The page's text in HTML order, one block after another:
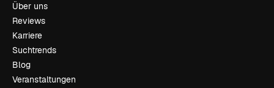
Über uns
Reviews
Karriere
Suchtrends
Blog
Veranstaltungen